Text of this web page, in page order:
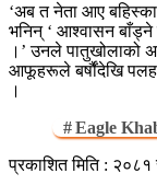
‘अब त नेता आए
भनिन् ‘ आश्वासन बाँड्ने
।’ उनले पातुखोलाको
आफूहरूले बर्षौंदेखि पलह
।
Eagle
प्रकाशित मिति :